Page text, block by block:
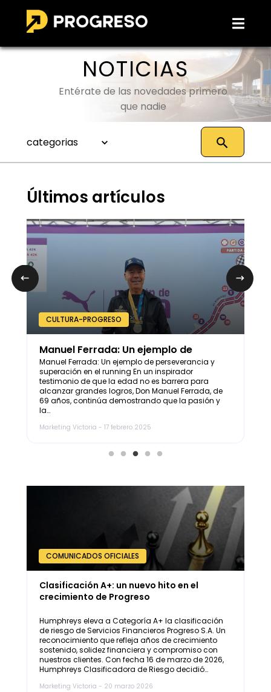
NOTICIAS
Entérate de las novedades primero
que nadie
categorias
Últimos artículos
CULTURA-PROGRESO
Manuel Ferrada: Un ejemplo de
perseverancia y superación en el
running
Manuel Ferrada: Un ejemplo de perseverancia y
superación en el running En un inspirador
testimonio de que la edad no es barrera para
alcanzar grandes logros, Don Manuel Ferrada, de
69 años, continúa demostrando que la pasión y
la…
Marketing Victoria - 17 febrero 2025
COMUNICADOS OFICIALES
Clasificación A+: un nuevo hito en el
crecimiento de Progreso
Humphreys eleva a Categoría A+ la clasificación
de riesgo de Servicios Financieros Progreso S.A. Un
reconocimiento que refleja años de crecimiento
sostenido, solidez financiera y compromiso con
nuestros clientes. Con fecha 16 de marzo de 2026,
Humphreys Clasificadora de Riesgo decidió…
Marketing Victoria - 20 marzo 2026